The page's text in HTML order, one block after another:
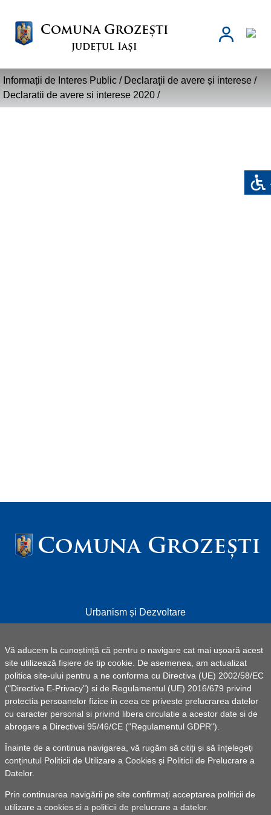
Vă aducem la cunoștință că pentru o navigare cat mai ușoară acest
site utilizează fișiere de tip cookie. De asemenea, am actualizat
politica site-ului pentru a ne conforma cu Directiva (UE) 2002/58/EC
("Directiva E-Privacy") si de Regulamentul (UE) 2016/679 privind
protectia persoanelor fizice in ceea ce priveste prelucrarea datelor
cu caracter personal si privind libera circulatie a acestor date si de
abrogare a Directivei 95/46/CE ("Regulamentul GDPR").
Înainte de a continua navigarea, vă rugăm să citiți și să înțelegeți
conținutul Politicii de Utilizare a Cookies și Politicii de Prelucrare a
Datelor.
Prin continuarea navigării pe site confirmați acceptarea politicii de
utilizare a cookies si a politicii de prelucrare a datelor.
Comuna Grozești
județul Iași
Informații de Interes Public / Declaraţii de avere și interese/
Declaratii de avere si interese 2020/
Comuna Grozești
Urbanism și Dezvoltare
Formulare - Depunere Cereri Online
Starea civilă
Asistenţă socială
Contact
© 2025 UAT Comuna Grozești - Powered by Pancarpatica
Programul național pentru transformarea digitală a autorităților